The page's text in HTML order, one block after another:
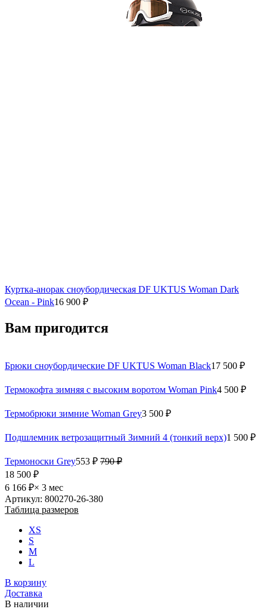
Куртка-анорак сноубордическая DF UKTUS Woman Dark
Ocean - Pink16 900 ₽
Вам пригодится
Брюки сноубордические DF UKTUS Woman Black17 500 ₽
Термокофта зимняя с высоким воротом Woman Pink4 500 ₽
Термобрюки зимние Woman Grey3 500 ₽
Подшлемник ветрозащитный Зимний 4 (тонкий верх)1 500 ₽
Термоноски Grey553 ₽ 790 ₽
18 500 ₽
6 166 ₽× 3 мес
Артикул: 800270-26-380
Таблица размеров
XS
S
M
L
В корзину
Доставка
В наличии